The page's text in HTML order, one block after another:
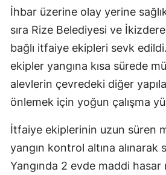
İhbar üzerine olay yerine
sıra Rize Belediyesi ve
bağlı itfaiye ekipleri sevk
ekipler yangına kısa sürede
alevlerin çevredeki diğer
önlemek için yoğun çalışma
İtfaiye ekiplerinin uzun süren
yangın kontrol altına alınarak
Yangında 2 evde maddi